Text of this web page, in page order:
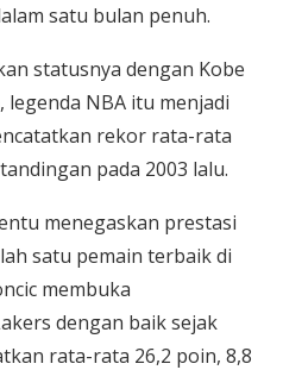
satu bulan penuh.
statusnya dengan Kobe
legenda NBA itu menjadi
rekor rata-rata
pada 2003 lalu.
menegaskan prestasi
satu pemain terbaik di
membuka
dengan baik sejak
rata-rata 26,2 poin, 8,8